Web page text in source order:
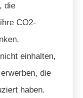
, die
CO2-
einhalten,
die
haben.